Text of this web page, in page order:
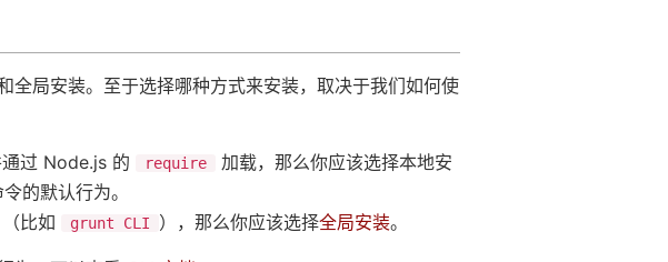
全局安装。至于选择哪种方式来安装，取决于我们如何使
过 Node.js 的 require
加载，那么你应该选择本地安
的默认行为。
比如
grunt CLI ），那么你应该选择全局安装。